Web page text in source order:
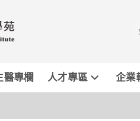
醫專欄 人才專區 企業